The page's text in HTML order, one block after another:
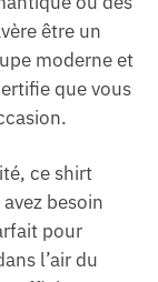
être un
moderne et
que vous
ce shirt
besoin
pour
l’air du